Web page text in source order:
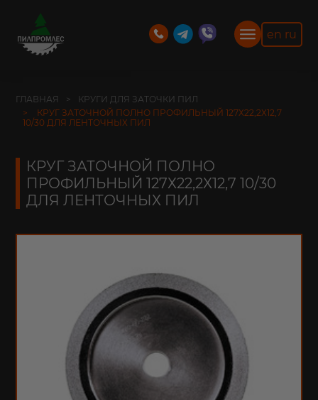
en ru
ГЛАВНАЯ
КРУГИ ДЛЯ ЗАТОЧКИ ПИЛ
КРУГ ЗАТОЧНОЙ ПОЛНО ПРОФИЛЬНЫЙ 127Х22,2Х12,7
10/30 ДЛЯ ЛЕНТОЧНЫХ ПИЛ
КРУГ ЗАТОЧНОЙ ПОЛНО
ПРОФИЛЬНЫЙ 127Х22,2Х12,7 10/30
ДЛЯ ЛЕНТОЧНЫХ ПИЛ